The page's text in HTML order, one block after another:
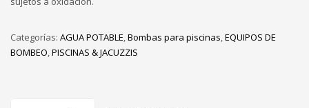
Categorías: AGUA POTABLE,Bombas para piscinas,EQUIPOS DE
BOMBEO,PISCINAS & JACUZZIS